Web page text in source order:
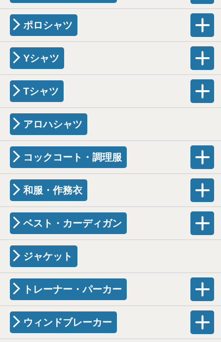
ポロシャツ
Yシャツ
Tシャツ
アロハシャツ
コックコート・調理服
和服・作務衣
ベスト・カーディガン
ジャケット
トレーナー・パーカー
ウィンドブレーカー